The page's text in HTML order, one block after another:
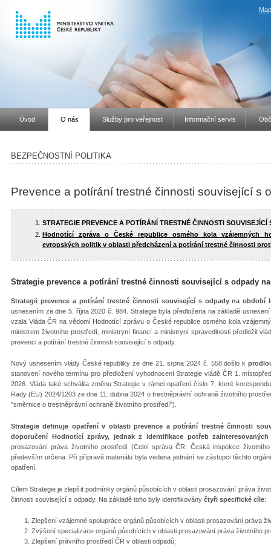
Úvod O nás Služby pro veřejnost Informační servis
BEZPEČNOSTNÍ POLITIKA
Prevence a potírání trestné činnosti související s
STRATEGIE PREVENCE A POTÍRÁNÍ TRESTNÉ ČINNOSTI
Hodnotící zpráva o České republice osmého kola vzájemných
evropských politik v oblasti předcházení a potírání trestné činnosti
Strategie prevence a potírání trestné činnosti související s odpady
Strategii prevence a potírání trestné činnosti související s odpady na období
usnesením ze dne 5. října 2020 č. 984. Strategie byla předložena na základě
vzala Vláda ČR na vědomí Hodnotící zprávu o České republice osmého kola
ministrem životního prostředí, ministryní financí a ministryní spravedlnosti předložit
prevenci a potírání trestné činnosti související s odpady.
Nový usnesením vlády České republiky ze dne 21. srpna 2024 č. 558 došlo k
stanovení nového termínu pro předložení vyhodnocení Strategie vládě ČR 1.
2026. Vláda také schválila změnu Strategie v rámci opatření číslo 7, které
Rady (EU) 2024/1203 ze dne 11. dubna 2024 o trestněprávní ochraně životního
"směrnice o trestněprávní ochraně životního prostředí").
Strategie definuje opatření v oblasti prevence a potírání trestné činnosti
doporučení Hodnotící zprávy, jednak z identifikace potřeb
prosazování práva životního prostředí (Celní správa ČR, Česká inspekce
především určena. Při přípravě materiálu byla vedena jednání se zástupci těchto
opatření.
Cílem Strategie je zlepšit podmínky orgánů působících v oblasti prosazování práva
činnosti související s odpady. Na základě toho byly identifikovány čtyři specifické cíle:
Zlepšení vzájemné spolupráce orgánů působících v oblasti prosazování práva
Zvýšení specializace orgánů působících v oblasti prosazování práva životního
Zlepšení právního prostředí ČR v oblasti odpadů;